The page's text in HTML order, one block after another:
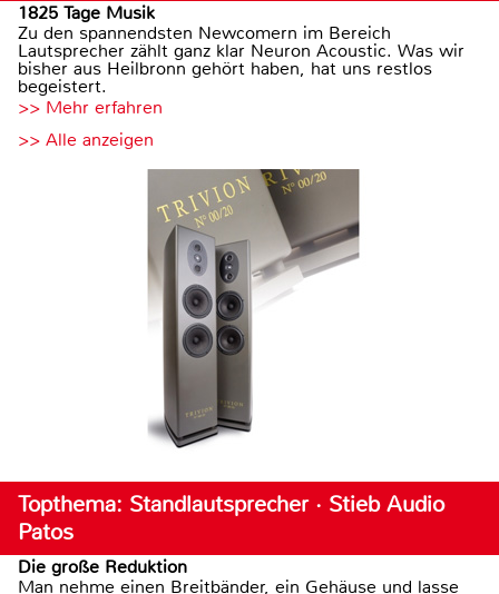
1825 Tage Musik
Zu den spannendsten Newcomern im Bereich
Lautsprecher zählt ganz klar Neuron Acoustic. Was wir
bisher aus Heilbronn gehört haben, hat uns restlos
begeistert.
>> Mehr erfahren
>> Alle anzeigen
Topthema: Standlautsprecher · Stieb Audio
Patos
Die große Reduktion
Man nehme einen Breitbänder, ein Gehäuse und lasse